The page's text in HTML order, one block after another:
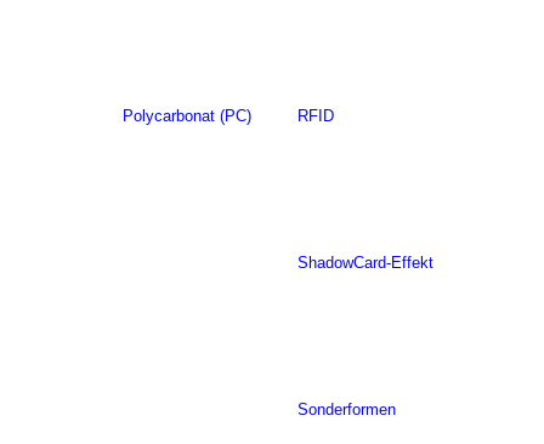
Polycarbonat (PC) RFID
ShadowCard-Effekt
Sonderformen